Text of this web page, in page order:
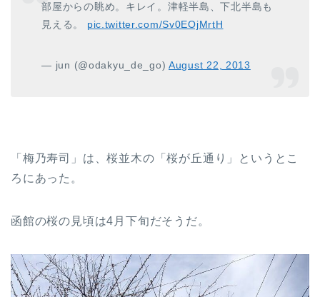
部屋からの眺め。キレイ。津軽半島、下北半島も
見える。 pic.twitter.com/Sv0EOjMrtH
— jun (@odakyu_de_go)August 22, 2013
「梅乃寿司」は、桜並木の「桜が丘通り」というとこ
ろにあった。
函館の桜の見頃は4月下旬だそうだ。